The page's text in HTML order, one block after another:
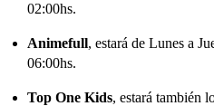
02:00hs.
Animefull, estará de Lunes a
06:00hs.
Top One Kids, estará también